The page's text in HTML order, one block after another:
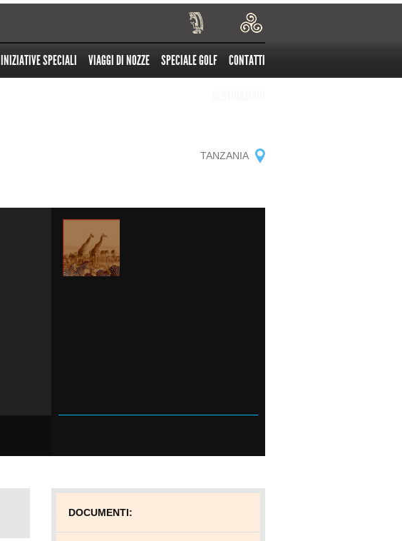
CONTATTI
SPECIALE GOLF
VIAGGI DI NOZZE
INIZIATIVE SPECIALI
TANZANIA
DOCUMENTI: